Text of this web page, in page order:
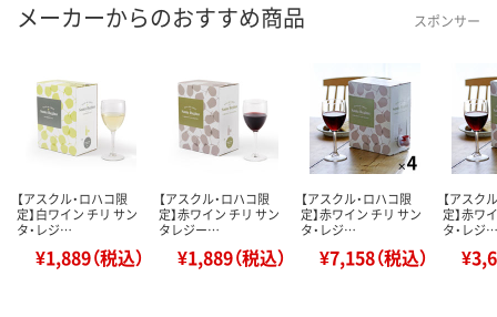
メーカーからのおすすめ商品 スポンサー
【アスクル・ロハコ限
定】白ワイン チリ サン
タ・レジ…
¥1,889（税込）
【アスクル・ロハコ限
定】赤ワイン チリ サン
タレジー…
¥1,889（税込）
【アスクル・ロハコ限
定】赤ワイン チリ サン
タ・レジ…
¥7,158（税込）
【アスク
定】赤ワ
タ・レジ…